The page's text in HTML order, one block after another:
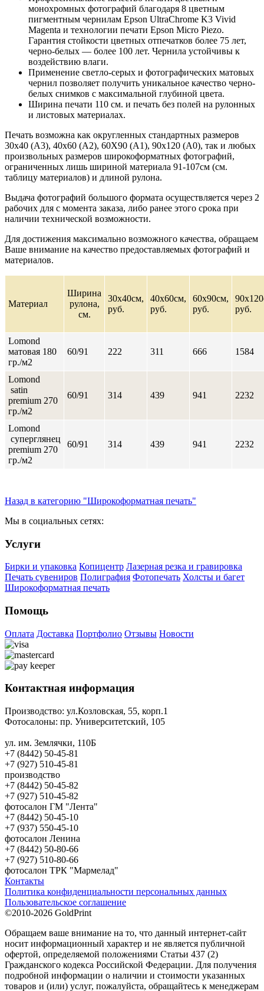
монохромных фотографий благодаря 8 цветным
пигментным чернилам Epson UltraChrome K3 Vivid
Magenta и технологии печати Epson Micro Piezo.
Гарантия стойкости цветных отпечатков более 75 лет,
черно-белых — более 100 лет. Чернила устойчивы к
воздействию влаги.
Применение светло-серых и фотографических матовых
чернил позволяет получить уникальное качество черно-
белых снимков с максимальной глубиной цвета.
Ширина печати 110 см. и печать без полей на рулонных
и листовых материалах.
Печать возможна как округленных стандартных размеров
30х40 (А3), 40х60 (А2), 60Х90 (А1), 90х120 (А0), так и любых
произвольных размеров широкоформатных фотографий,
ограниченных лишь шириной материала 91-107см (см.
таблицу материалов) и длиной рулона.
Выдача фотографий большого формата осуществляется через 2
рабочих для с момента заказа, либо ранее этого срока при
наличии технической возможности.
Для достижения максимально возможного качества, обращаем
Ваше внимание на качество предоставляемых фотографий и
материалов.
Материал
Ширина
рулона,
cм.
30х40см,
руб.
40х60см,
руб.
60х90см,
руб.
руб.
Lomond
матовая 180
гр./м2
60/91 222 311 666 1584
Lomond
satin
premium 270
гр./м2
60/91 314 439 941 2232
Lomond
суперглянец
premium 270
гр./м2
60/91 314 439 941 2232
Назад в категорию "Широкоформатная печать"
Мы в социальных сетях:
Услуги
Бирки и упаковка Копицентр Лазерная резка и гравировка
Печать сувениров Полиграфия Фотопечать Холсты и багет
Широкоформатная печать
Помощь
Оплата Доставка Портфолио Отзывы Новости
Контактная информация
Производство: ул.Козловская, 55, корп.1
Фотосалоны: пр. Университетский, 105
ул. им. Землячки, 110Б
+7 (8442) 50-45-81
+7 (927) 510-45-81
производство
+7 (8442) 50-45-82
+7 (927) 510-45-82
фотосалон ГМ "Лента"
+7 (8442) 50-45-10
+7 (937) 550-45-10
фотосалон Ленина
+7 (8442) 50-80-66
+7 (927) 510-80-66
фотосалон ТРК "Мармелад"
Контакты
Политика конфиденциальности персональных данных
Пользовательское соглашение
©2010-2026 GoldPrint
Обращаем ваше внимание на то, что данный интернет-сайт
носит информационный характер и не является публичной
офертой, определяемой положениями Статьи 437 (2)
Гражданского кодекса Российской Федерации. Для получения
подробной информации о наличии и стоимости указанных
товаров и (или) услуг, пожалуйста, обращайтесь к менеджерам